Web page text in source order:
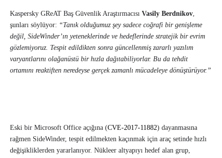
Kaspersky GReAT Baş Güvenlik Araştırmacısı Vasily Berdnikov,
şunları söylüyor: “Tanık olduğumuz şey sadece coğrafi bir genişleme
değil, SideWinder’ın yeteneklerinde ve hedeflerinde stratejik bir evrim
gözlemiyoruz. Tespit edildikten sonra güncellenmiş zararlı yazılım
varyantlarını olağanüstü bir hızla dağıtabiliyorlar. Bu da tehdit
ortamını reaktiften neredeyse gerçek zamanlı mücadeleye dönüştürüyor.”
Eski bir Microsoft Office açığına (CVE-2017-11882) dayanmasına
rağmen SideWinder, tespit edilmekten kaçınmak için araç setinde hızlı
değişikliklerden yararlanıyor. Nükleer altyapıyı hedef alan grup,